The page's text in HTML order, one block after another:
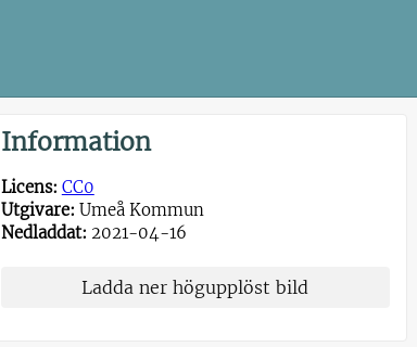
Information
Licens: CC0
Utgivare: Umeå Kommun
Nedladdat: 2021-04-16
Ladda ner högupplöst bild